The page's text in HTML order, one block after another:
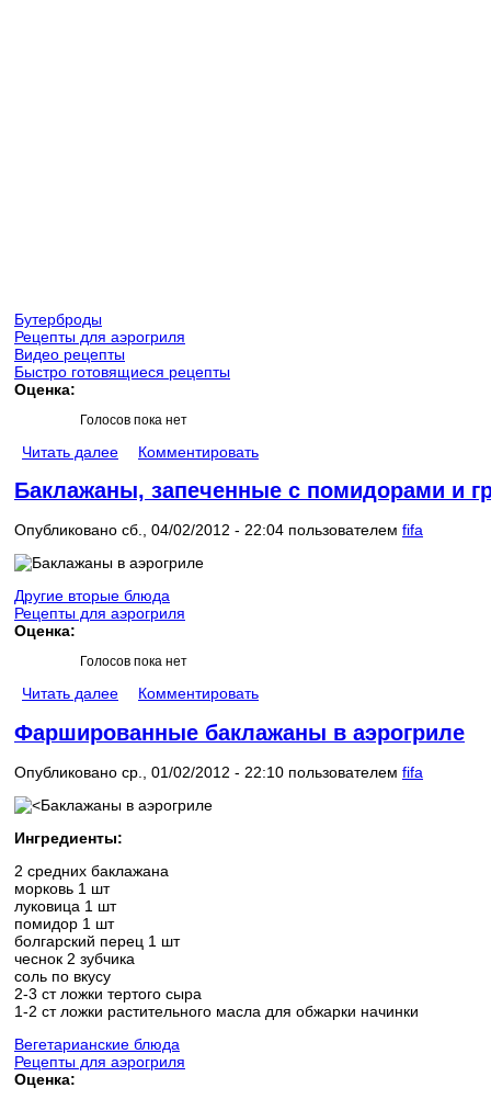
Бутерброды
Рецепты для аэрогриля
Видео рецепты
Быстро готовящиеся рецепты
Оценка:
Голосов пока нет
Читать далее Комментировать
Баклажаны, запеченные с помидорами и
Опубликовано сб., 04/02/2012 - 22:04 пользователем fifa
Другие вторые блюда
Рецепты для аэрогриля
Оценка:
Голосов пока нет
Читать далее Комментировать
Фаршированные баклажаны в аэрогриле
Опубликовано ср., 01/02/2012 - 22:10 пользователем fifa
Ингредиенты:
2 средних баклажана
морковь 1 шт
луковица 1 шт
помидор 1 шт
болгарский перец 1 шт
чеснок 2 зубчика
соль по вкусу
2-3 ст ложки тертого сыра
1-2 ст ложки растительного масла для обжарки начинки
Вегетарианские блюда
Рецепты для аэрогриля
Оценка: